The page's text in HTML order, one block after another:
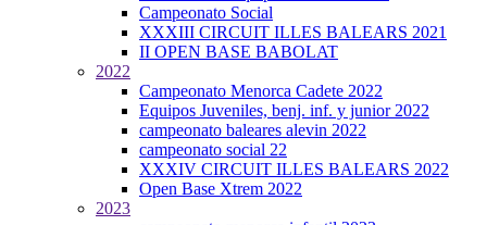
Campeonato Social
XXXIII CIRCUIT ILLES BALEARS 2021
II OPEN BASE BABOLAT
2022
Campeonato Menorca Cadete 2022
Equipos Juveniles, benj. inf. y junior 2022
campeonato baleares alevin 2022
campeonato social 22
XXXIV CIRCUIT ILLES BALEARS 2022
Open Base Xtrem 2022
2023